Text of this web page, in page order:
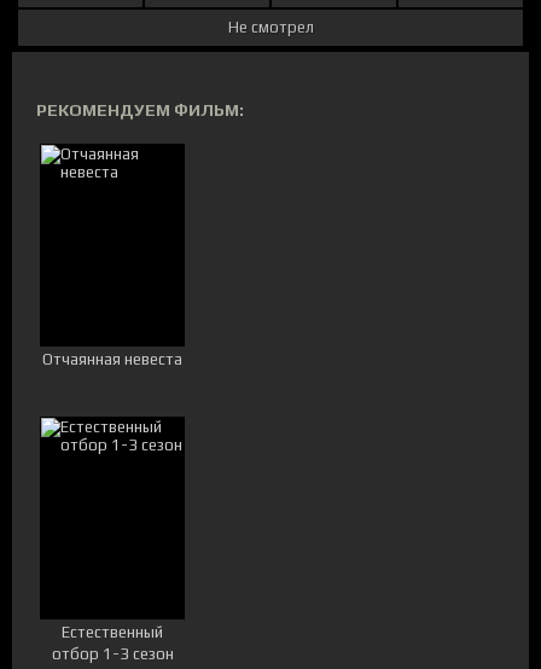
Не смотрел
РЕКОМЕНДУЕМ ФИЛЬМ:
Отчаянная невеста
Естественный
отбор 1-3 сезон